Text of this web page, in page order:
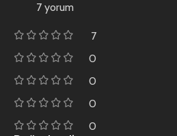
7 yorum
7
0
0
0
0